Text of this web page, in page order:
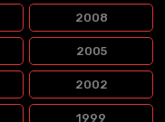
2008
2005
2002
1999